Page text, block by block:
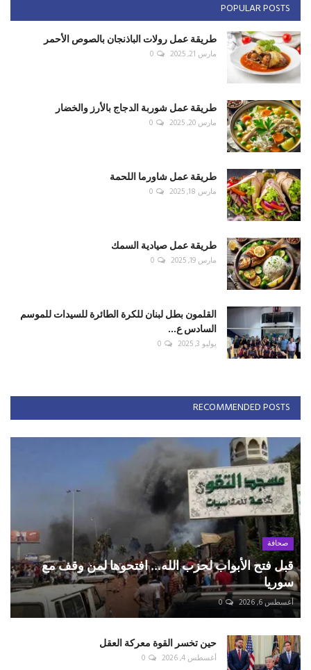
POPULAR POSTS
طريقة عمل رولات الباذنجان بالصوص الأحمر
مارس 21, 2025 0
طريقة عمل شوربة الدجاج بالأرز والخضار
مارس 20, 2025 0
طريقة عمل شاورما اللحمة
مارس 18, 2025 0
طريقة عمل صيادية السمك
مارس 19, 2025 0
القلمون بطل لبنان للكرة الطائرة للسيدات للموسم
السادس ع...
يوليو 3, 2025 0
RECOMMENDED POSTS
صحافة
قبل فتح الأبواب لحزب الله... افتحوها لمن وقف مع
سوريا
أغسطس 6, 2026 0
حين تخسر القوة معركة العقل
أغسطس 4, 2026 0